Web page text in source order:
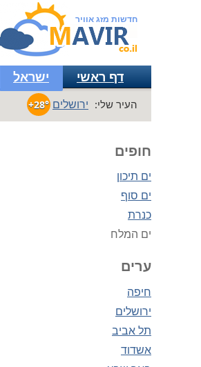
חדשות מזג אוויר
דף ראשי ישראל
העיר שלי: ירושלים +28°
חופים
ים תיכון
ים סוף
כנרת
ים המלח
ערים
חיפה
ירושלים
תל אביב
אשדוד